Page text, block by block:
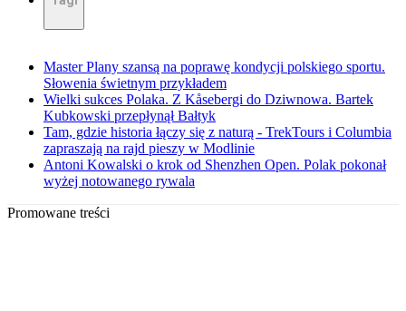
Master Plany szansą na poprawę kondycji polskiego sportu.
Słowenia świetnym przykładem
Wielki sukces Polaka. Z Kåsebergi do Dziwnowa. Bartek
Kubkowski przepłynął Bałtyk
Tam, gdzie historia łączy się z naturą - TrekTours i Columbia
zapraszają na rajd pieszy w Modlinie
Antoni Kowalski o krok od Shenzhen Open. Polak pokonał
wyżej notowanego rywala
Promowane treści